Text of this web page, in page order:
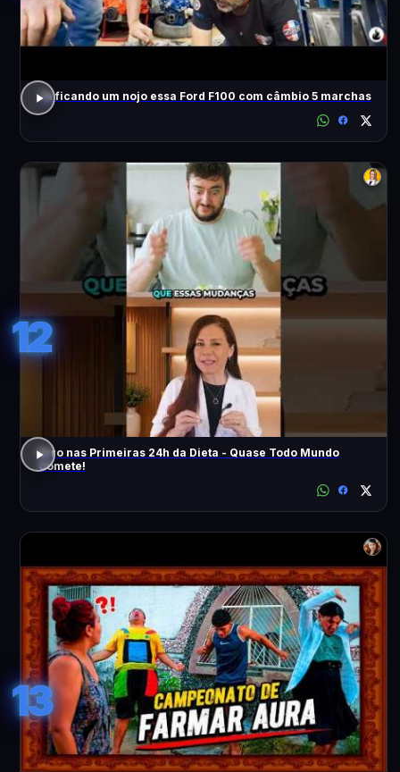
Tá ficando um nojo essa Ford F100 com câmbio 5 marchas
12
Erro nas Primeiras 24h da Dieta - Quase Todo Mundo
Comete!
13